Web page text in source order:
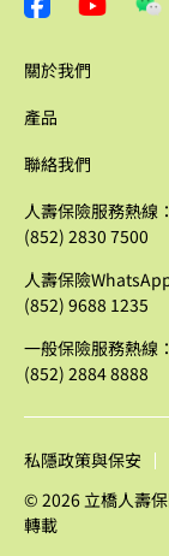
關於我們
產品
聯絡我們
人壽保險服務熱線：
(852) 2830 7500
人壽保險
(852) 9688 1235
一般保險服務熱線：
(852) 2884 8888
私隱政策與保安
© 2026 立橋人壽
轉載